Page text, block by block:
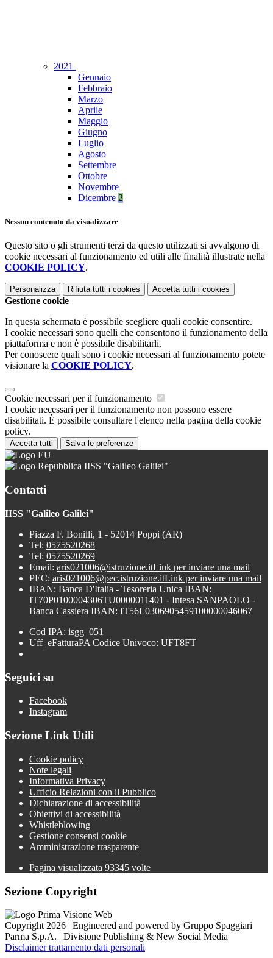
2021
Gennaio
Febbraio
Marzo
Aprile
Maggio
Giugno
Luglio
Agosto
Settembre
Ottobre
Novembre
Dicembre 2
Nessun contenuto da visualizzare
Questo sito o gli strumenti terzi da questo utilizzati si avvalgono di
cookie necessari al funzionamento ed utili alle finalità illustrate nella
COOKIE POLICY.
Personalizza Rifiuta tutti i cookies Accetta tutti i cookies
Gestione cookie
In questa schermata è possibile scegliere quali cookie consentire.
I cookie necessari sono quelli che consentono il funzionamento della
piattaforma e non è possibile disabilitarli.
Per conoscere quali sono i cookie necessari al funzionamento potete
visionare la COOKIE POLICY.
Cookie necessari per il funzionamento
I cookie necessari per il funzionamento non possono essere
disabilitati. È possibile consultare l'elenco nella pagina della cookie
policy.
Accetta tutti Salva le preferenze
IISS "Galileo Galilei"
Contatti
IISS "Galileo Galilei"
Piazza F. Bonilli, 1 - 52014 Poppi (AR)
Tel: 0575520268
Tel: 0575520269
Email: aris021006@istruzione.itLink per inviare una mail
PEC: aris021006@pec.istruzione.itLink per inviare una mail
IBAN: Banca D'Italia - Tesoreria Unica IBAN:
IT70P0100004306TU0000011401 - Intesa SANPAOLO -
Banca Cassiera IBAN: IT56L0306905459100000046067
Cod IPA: isgg_051
Uff_eFatturaPA Codice Univoco: UFT8FT
Seguici su
Facebook
Instagram
Sezione Link Utili
Cookie policy
Note legali
Informativa Privacy
Ufficio Relazioni con il Pubblico
Dichiarazione di accessibilità
Obiettivi di accessibilità
Whistleblowing
Gestione consensi cookie
Amministrazione trasparente
Pagina visualizzata 93345 volte
Sezione Copyright
Copyright 2026 | Engineered and powered by Gruppo Spaggiari
Parma S.p.A. | Divisione Publishing & New Social Media
Disclaimer trattamento dati personali